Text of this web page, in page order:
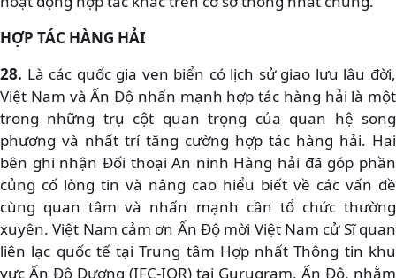
HỢP TÁC HÀNG HẢI
28. Là các quốc gia ven biển có lịch sử giao lưu lâu đời,
Việt Nam và Ấn Độ nhấn mạnh hợp tác hàng hải là một
trong những trụ cột quan trọng của quan hệ song
phương và nhất trí tăng cường hợp tác hàng hải. Hai
bên ghi nhận Đối thoại An ninh Hàng hải đã góp phần
củng cố lòng tin và nâng cao hiểu biết về các vấn đề
cùng quan tâm và nhấn mạnh cần tổ chức thường
xuyên. Việt Nam cảm ơn Ấn Độ mời Việt Nam cử Sĩ quan
liên lạc quốc tế tại Trung tâm Hợp nhất Thông tin khu
vực Ấn Độ Dương (IFC-IOR) tại Gurugram, Ấn Độ, nhằm